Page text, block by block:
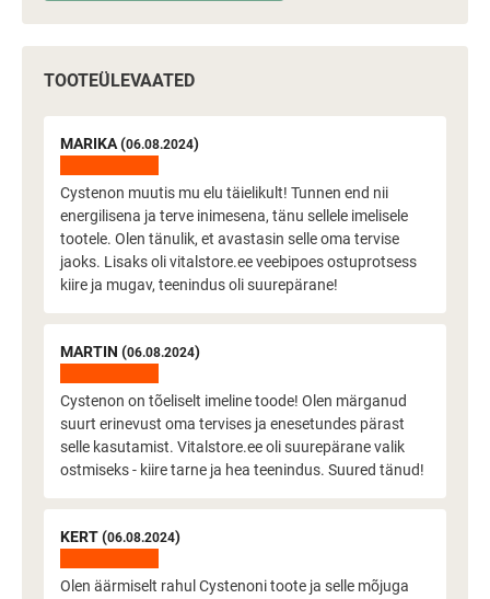
TOOTEÜLEVAATED
MARIKA (06.08.2024)
Cystenon muutis mu elu täielikult! Tunnen end nii
energilisena ja terve inimesena, tänu sellele imelisele
tootele. Olen tänulik, et avastasin selle oma tervise
jaoks. Lisaks oli vitalstore.ee veebipoes ostuprotsess
kiire ja mugav, teenindus oli suurepärane!
MARTIN (06.08.2024)
Cystenon on tõeliselt imeline toode! Olen märganud
suurt erinevust oma tervises ja enesetundes pärast
selle kasutamist. Vitalstore.ee oli suurepärane valik
ostmiseks - kiire tarne ja hea teenindus. Suured tänud!
KERT (06.08.2024)
Olen äärmiselt rahul Cystenoni toote ja selle mõjuga